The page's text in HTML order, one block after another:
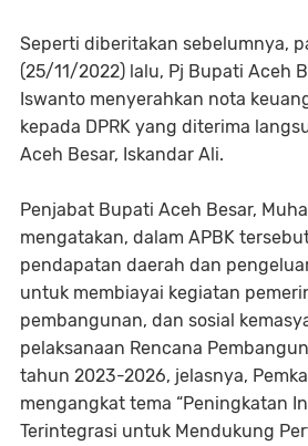
Seperti diberitakan sebelumnya,
(25/11/2022) lalu, Pj Bupati Aceh
Iswanto menyerahkan nota
kepada DPRK yang diterima
Aceh Besar, Iskandar Ali.
Penjabat Bupati Aceh Besar,
mengatakan, dalam APBK
pendapatan daerah dan
untuk membiayai kegiatan
pembangunan, dan sosial
pelaksanaan Rencana
tahun 2023-2026, jelasnya,
mengangkat tema “Peningkatan
Terintegrasi untuk Mendukung